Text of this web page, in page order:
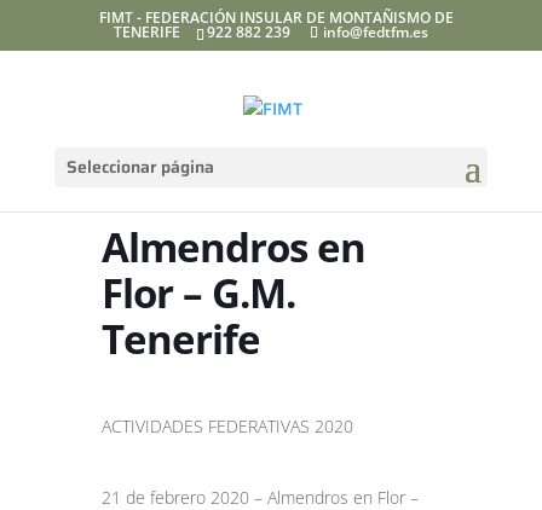
FIMT - FEDERACIÓN INSULAR DE MONTAÑISMO DE
TENERIFE 922 882 239 info@fedtfm.es
Seleccionar página
Almendros en
Flor – G.M.
Tenerife
ACTIVIDADES FEDERATIVAS 2020
21 de febrero 2020 – Almendros en Flor –